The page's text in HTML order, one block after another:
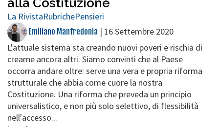
alla Costituzione
La RivistaRubrichePensieri
Emiliano Manfredonia | 16 Settembre 2020
L'attuale sistema sta creando nuovi poveri e rischia di
crearne ancora altri. Siamo convinti che al Paese
occorra andare oltre: serve una vera e propria riforma
strutturale che abbia come cuore la nostra
Costituzione. Una riforma che preveda un principio
universalistico, e non più solo selettivo, di flessibilità
nell'accesso...